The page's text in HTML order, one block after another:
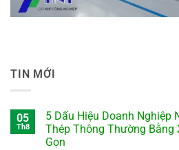
TIN MỚI
05
Th8
5 Dấu Hiệu Doanh Nghiệp
Thép Thông Thường Bằng
Gọn